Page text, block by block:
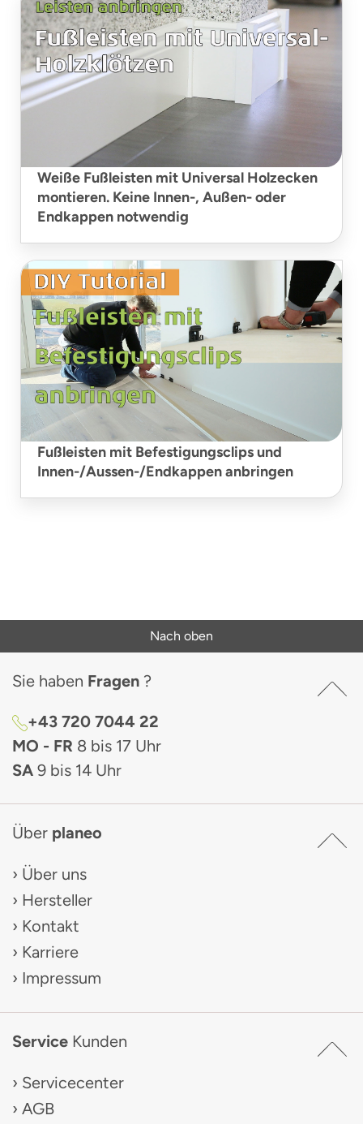
Weiße Fußleisten mit Universal Holzecken
montieren. Keine Innen-, Außen- oder
Endkappen notwendig
Fußleisten mit Befestigungsclips und
Innen-/Aussen-/Endkappen anbringen
Nach oben
Sie haben Fragen ?
+43 720 7044 22
MO - FR 8 bis 17 Uhr
SA 9 bis 14 Uhr
Über planeo
Über uns
Hersteller
Kontakt
Karriere
Impressum
Service Kunden
Servicecenter
AGB